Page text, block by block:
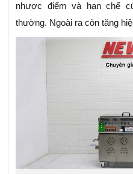
nhược điểm và hạn chế
thường. Ngoài ra còn tăng